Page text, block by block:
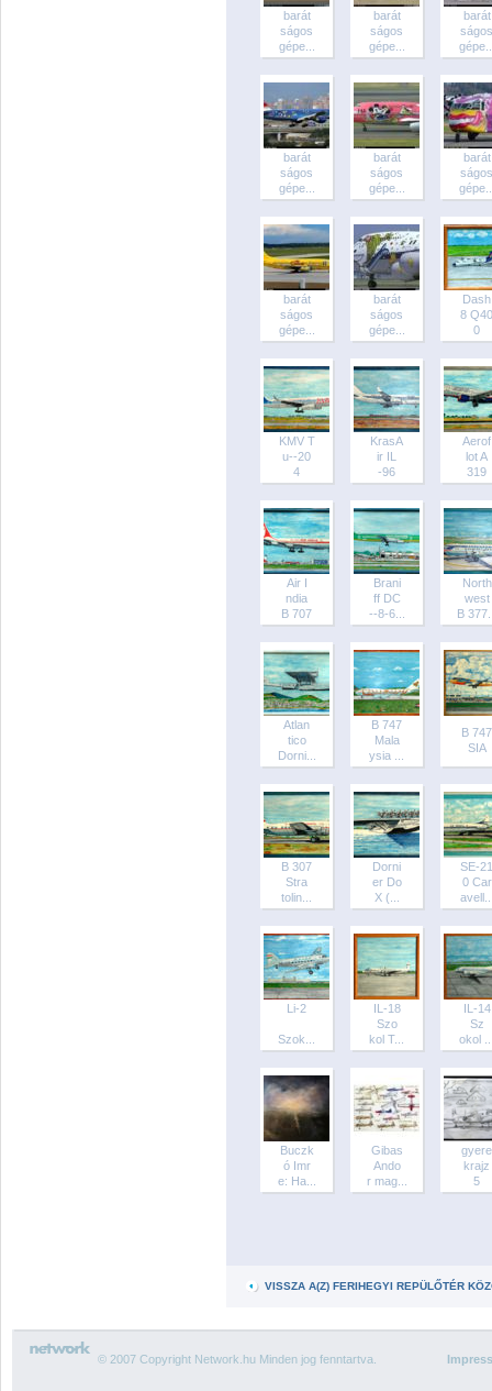
barát
ságos
gépe...
barát
ságos
gépe...
barát
ságos
barát
ságos
gépe...
barát
ságos
gépe...
barát
ságos
barát
ságos
gépe...
barát
ságos
gépe...
Dash
8 Q40
0
KMV T
u--20
4
KrasA
ir IL
-96
Aerof
lot A
319
Air I
ndia
B 707
Brani
ff DC
--8-6...
North
west
B
Atlan
tico
Dorni...
B 747
Mala
ysia ...
B 747
SIA
B 307
Stra
tolin...
Dorni
er Do
X (...
SE-21
0 Car
Li-2
Szok...
IL-18
Szo
kol T...
IL-14
Sz
okol
Buczk
ó Imr
e: Ha...
Gibas
Ando
r mag...
gyere
krajz
5
VISSZA A(Z) FERIHEGYI REPÜLŐTÉR
© 2007 Copyright Network.hu Minden jog fenntartva.